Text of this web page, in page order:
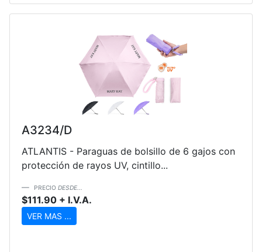
A3234/D
ATLANTIS - Paraguas de bolsillo de 6 gajos con
protección de rayos UV, cintillo...
PRECIO DESDE...
$111.90 + I.V.A.
VER MAS ...